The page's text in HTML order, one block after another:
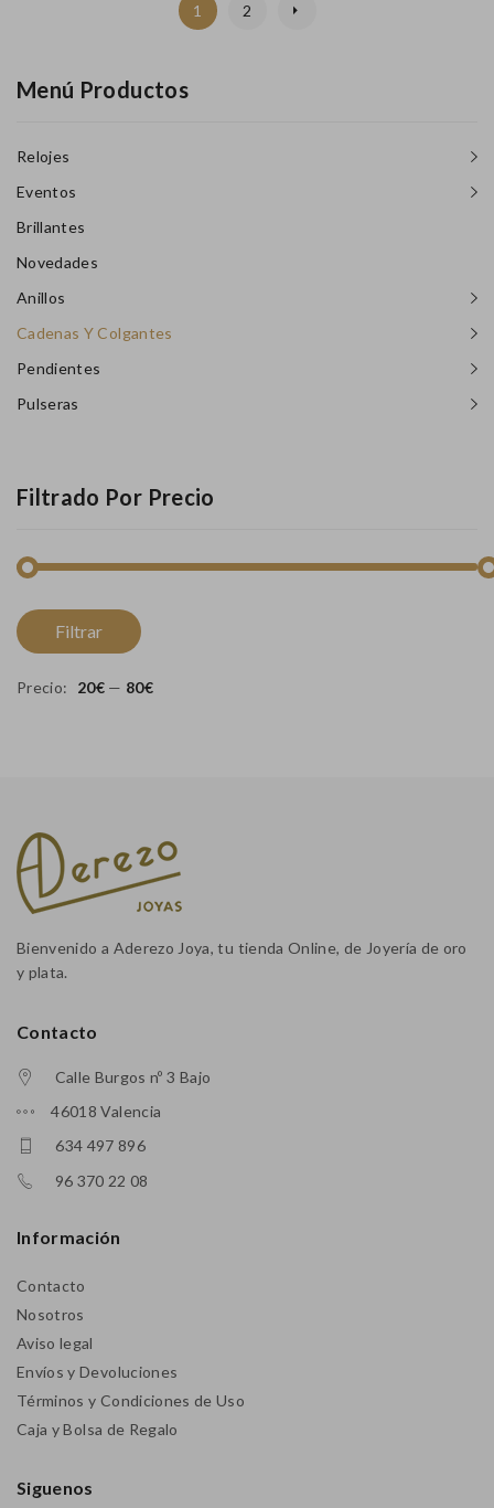
1 2
Menú Productos
Relojes
Eventos
Brillantes
Novedades
Anillos
Cadenas Y Colgantes
Pendientes
Pulseras
Filtrado Por Precio
Filtrar
Precio: 20€— 80€
Bienvenido a Aderezo Joya, tu tienda Online, de Joyería de oro
y plata.
Contacto
Calle Burgos nº 3 Bajo
46018 Valencia
634 497 896
96 370 22 08
Información
Contacto
Nosotros
Aviso legal
Envíos y Devoluciones
Términos y Condiciones de Uso
Caja y Bolsa de Regalo
Siguenos